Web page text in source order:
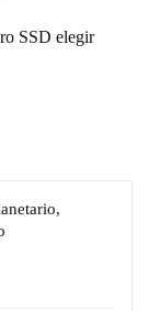
SSD elegir